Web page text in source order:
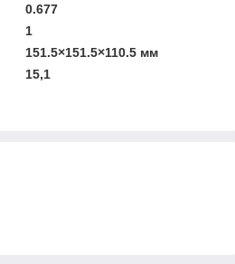
0.677
1
151.5×151.5×110.5 мм
15,1